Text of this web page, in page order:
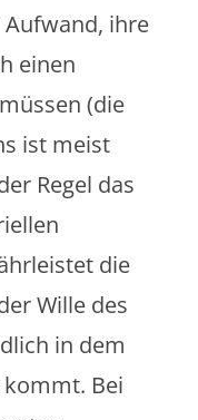
ihre
einen
(die
ist meist
Regel das
die
Wille des
in dem
Bei